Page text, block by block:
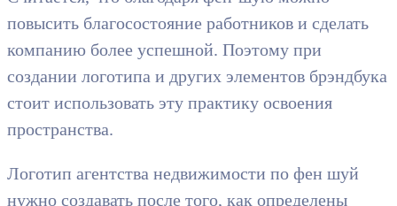
повысить благосостояние работников и сделать
компанию более успешной. Поэтому при
создании логотипа и других элементов брэндбука
стоит использовать эту практику освоения
пространства.
Логотип агентства недвижимости по фен шуй
нужно создавать после того, как определены